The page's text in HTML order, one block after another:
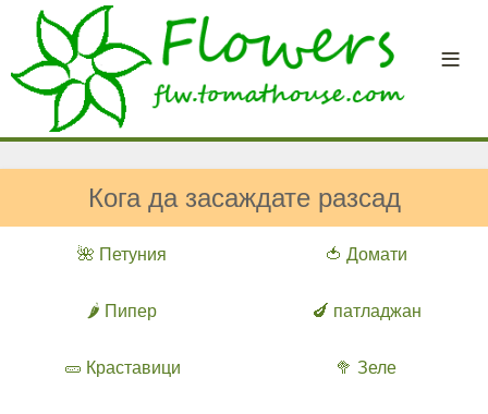
Кога да засаждате разсад
🌺 Петуния 🍅 Домати
🌶️ Пипер 🍆 патладжан
🥒 Краставици 🥦 Зеле